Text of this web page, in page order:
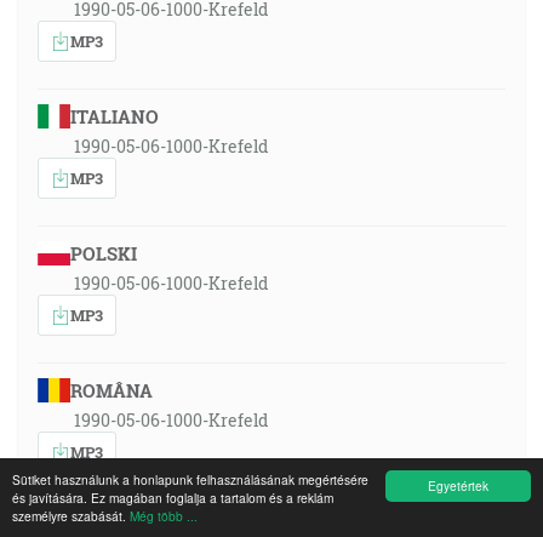
Egyetértek
Sütiket használunk a honlapunk felhasználásának megértésére
és javítására. Ez magában foglalja a tartalom és a reklám
személyre szabását. Még több ...
1990-05-06-1000-Krefeld
MP3
ITALIANO
1990-05-06-1000-Krefeld
MP3
POLSKI
1990-05-06-1000-Krefeld
MP3
ROMÂNA
1990-05-06-1000-Krefeld
MP3
РУССКИЙ ЯЗЫК